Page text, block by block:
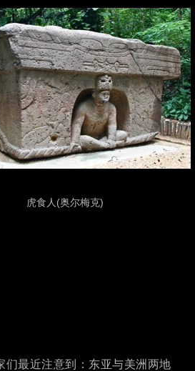
虎食人 (奥尔梅克)
们最近注意到：东亚与美洲两地